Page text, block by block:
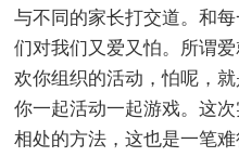
与不同的家长打交道。和
们对我们又爱又怕。所谓
欢你组织的活动，怕呢，
你一起活动一起游戏。这
相处的方法，这也是一笔